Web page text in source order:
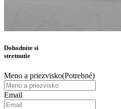
Dohodnite si
stretnutie
Meno a priezvisko(Potrebné)
Email